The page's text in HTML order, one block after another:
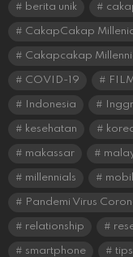
berita unik
CakapCakap
Cakapcakap
COVID-19
Indonesia
kesehatan
makassar
millennials mobil
Pandemi Virus
relationship
smartphone tips